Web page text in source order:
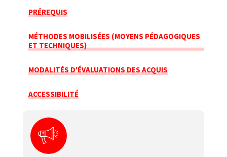
PRÉREQUIS
MÉTHODES MOBILISÉES (MOYENS PÉDAGOGIQUES
ET TECHNIQUES)
MODALITÉS D'ÉVALUATIONS DES ACQUIS
ACCESSIBILITÉ